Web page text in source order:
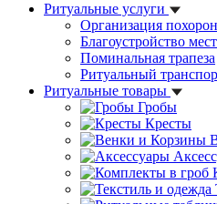
Ритуальные услуги
Организация похорон
Благоустройство
Поминальная трапеза
Ритуальный
Ритуальные товары
Гробы
Кресты